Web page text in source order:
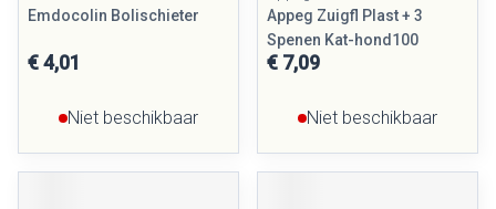
Emdocolin Bolischieter
€ 4,01
Niet beschikbaar
Appeg Zuigfl Plast + 3
Spenen Kat-hond100
€ 7,09
Niet beschikbaar